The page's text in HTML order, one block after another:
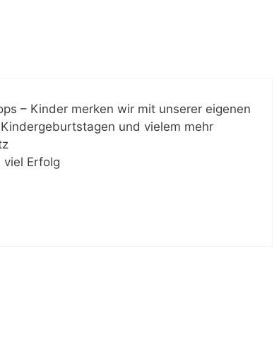
– Kinder merken wir mit unserer eigenen
und vielem mehr
viel Erfolg